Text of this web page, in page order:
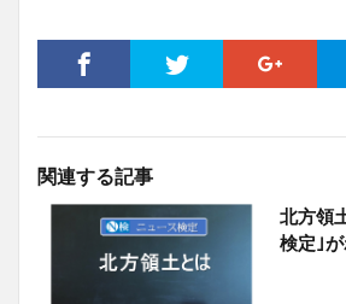
関連する記事
北方領
検定｣